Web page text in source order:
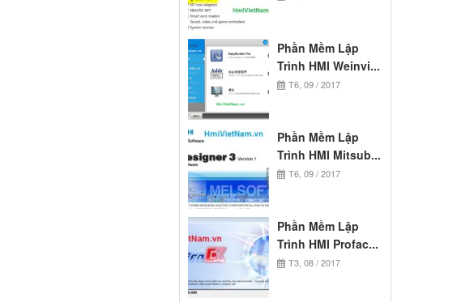
Phần Mềm Lập
Trình HMI Weinvi...
T6, 09 / 2017
Phần Mềm Lập
Trình HMI Mitsub...
T6, 09 / 2017
Phần Mềm Lập
Trình HMI Profac...
T3, 08 / 2017